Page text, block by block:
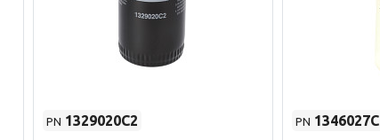
PN 1329020C2
PN